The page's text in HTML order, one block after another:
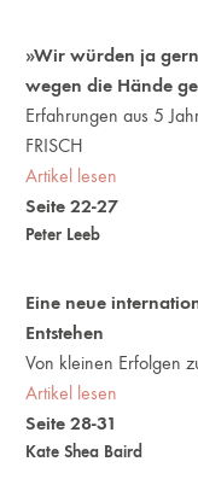
Seite 22-27
Peter Leeb
»Wir würden ja
wegen die Hände
Erfahrungen aus 5
FRISCH
Artikel lesen
Seite 28-31
Kate Shea Baird
Eine neue
Entstehen
Von kleinen Erfolgen
Artikel lesen